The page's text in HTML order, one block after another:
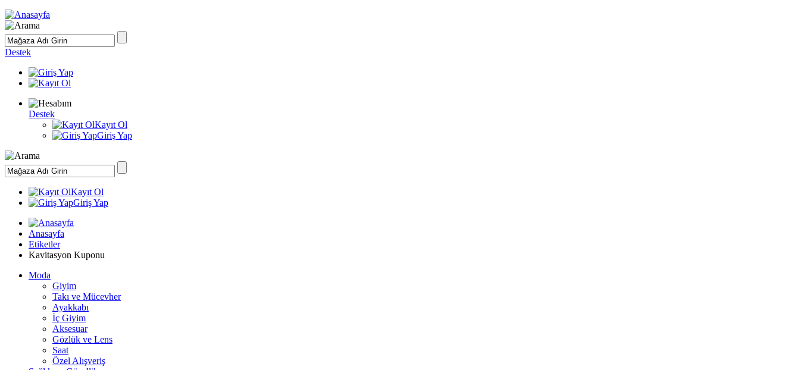
Destek
Destek
Kayıt Ol
Giriş Yap
Kayıt Ol
Giriş Yap
Anasayfa
Etiketler
Kavitasyon Kuponu
Moda
Giyim
Takı ve Mücevher
Ayakkabı
İç Giyim
Aksesuar
Gözlük ve Lens
Saat
Özel Alışveriş